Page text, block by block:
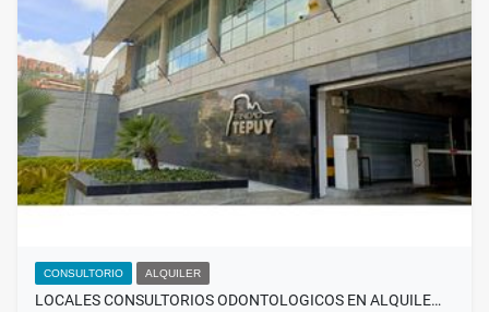
CONSULTORIO ALQUILER
LOCALES CONSULTORIOS ODONTOLOGICOS EN ALQUILE…